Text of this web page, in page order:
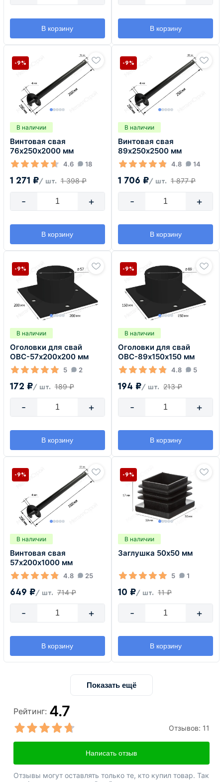
В корзину В корзину
В наличии
Винтовая свая
76х250х2000 мм
4.6 18
1 271 ₽/ шт. 1 398 ₽
-9%
- +
В корзину
В наличии
Винтовая свая
89х250х2500 мм
4.8 14
1 706 ₽/ шт. 1 877 ₽
-9%
- +
В корзину
В наличии
Оголовки для свай
ОВС-57х200х200 мм
5 2
172 ₽/ шт. 189 ₽
-9%
- +
В корзину
В наличии
Оголовки для свай
ОВС-89х150х150 мм
4.8 5
194 ₽/ шт. 213 ₽
-9%
- +
В корзину
В наличии
Винтовая свая
57х200х1000 мм
4.8 25
649 ₽/ шт. 714 ₽
-9%
- +
В корзину
В наличии
Заглушка 50х50 мм
5 1
10 ₽/ шт. 11 ₽
-9%
- +
В корзину
Показать ещё
Рейтинг: 4.7
Отзывов: 11
Написать отзыв
Отзывы могут оставлять только те, кто купил товар. Так